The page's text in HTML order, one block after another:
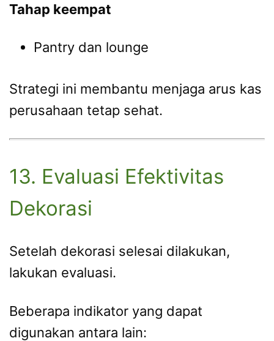
Tahap keempat
Pantry dan lounge
Strategi ini membantu menjaga arus kas
perusahaan tetap sehat.
13. Evaluasi Efektivitas
Dekorasi
Setelah dekorasi selesai dilakukan,
lakukan evaluasi.
Beberapa indikator yang dapat
digunakan antara lain: